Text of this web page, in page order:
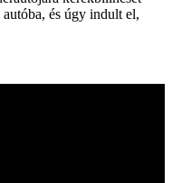
és úgy indult el,